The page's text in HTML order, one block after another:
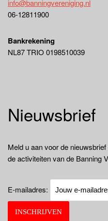
info@banningvereniging.nl
06-12811900
Bankrekening
NL87 TRIO 0198510039
Nieuwsbrief
Meld u aan voor de
de activiteiten van de Banning
E-mailadres: